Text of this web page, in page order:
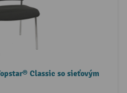
Classic so sieťovým